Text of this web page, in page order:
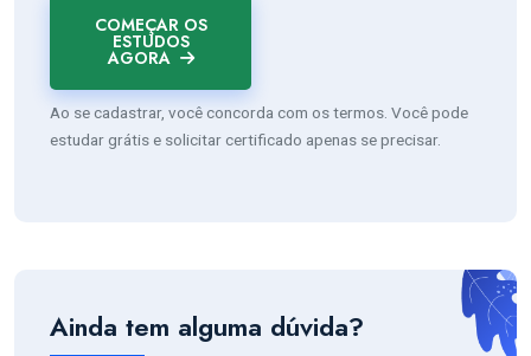
COMEÇAR OS
ESTUDOS
AGORA
Ao se cadastrar, você concorda com os termos. Você pode
estudar grátis e solicitar certificado apenas se precisar.
Ainda tem alguma dúvida?